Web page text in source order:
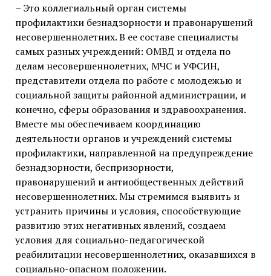
– Это коллегиальный орган системы
профилактики безнадзорности и правонарушений
несовершеннолетних. В ее составе специалисты
самых разных учреждений: ОМВД и отдела по
делам несовершеннолетних, МЧС и УФСИН,
представители отдела по работе с молодежью и
социальной защиты районной администрации, и
конечно, сферы образования и здравоохранения.
Вместе мы обеспечиваем координацию
деятельности органов и учреждений системы
профилактики, направленной на предупреждение
безнадзорности, беспризорности,
правонарушений и антиобщественных действий
несовершеннолетних. Мы стремимся выявить и
устранить причины и условия, способствующие
развитию этих негативных явлений, создаем
условия для социально-педагогической
реабилитации несовершеннолетних, оказавшихся в
социально-опасном положении.